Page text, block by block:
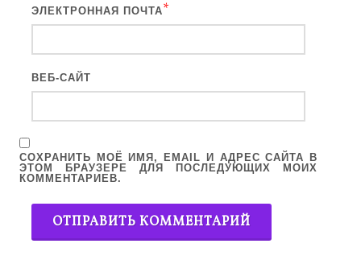
ЭЛЕКТРОННАЯ ПОЧТА*
ВЕБ-САЙТ
СОХРАНИТЬ МОЁ ИМЯ, EMAIL И АДРЕС САЙТА В
ЭТОМ БРАУЗЕРЕ ДЛЯ ПОСЛЕДУЮЩИХ МОИХ
КОММЕНТАРИЕВ.